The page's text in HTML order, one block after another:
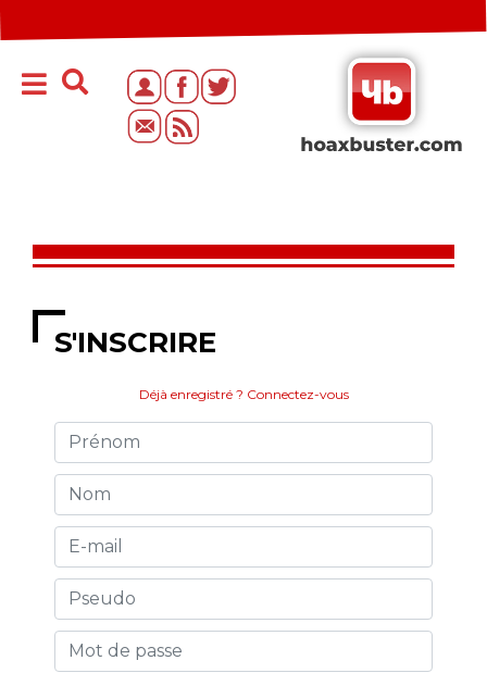
S'INSCRIRE
Déjà enregistré ? Connectez-vous